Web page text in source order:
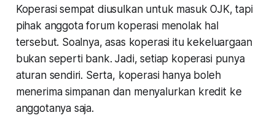
Koperasi sempat diusulkan untuk masuk OJK, tapi
pihak anggota forum koperasi menolak hal
tersebut. Soalnya, asas koperasi itu kekeluargaan
bukan seperti bank. Jadi, setiap koperasi punya
aturan sendiri. Serta, koperasi hanya boleh
menerima simpanan dan menyalurkan kredit ke
anggotanya saja.